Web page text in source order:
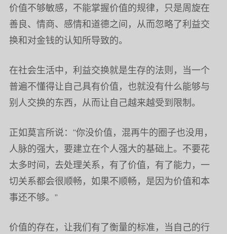
价值不够敏感，不能掌握价值的规律，只是周旋在
善良、情商、感情和道德之间，从而忽略了利益交
换和对金钱的认知所导致的。
在社会生活中，利益交换就是生存的法则，当一个
普遍不懂得让自己具有价值，也就没有什么能够与
别人交换的东西，从而让自己越来越受到限制。
正如莫言所说：“你没价值，混再牛的圈子也没用，
人脉的强大，要建立在个人强大的基础上。不要花
太多时间，去处理关系，有了价值，有了能力，一
切关系都会很顺畅，如果不顺畅，是因为价值和本
事还不够。”
价值的存在，让我们有了衡量的标准，当自己的行